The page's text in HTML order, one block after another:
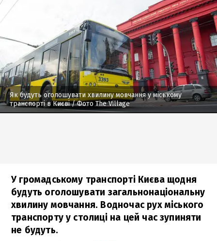
Як будуть оголошувати хвилину мовчання у міському
транспорті в Києві/ Фото The Village
У громадському транспорті Києва щодня
будуть оголошувати загальнонаціональну
хвилину мовчання. Водночас рух міського
транспорту у столиці на цей час зупиняти
не будуть.